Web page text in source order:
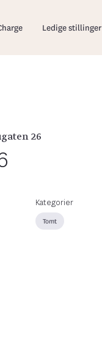
Ledige stillinger
26
Kategorier
Tomt